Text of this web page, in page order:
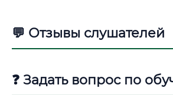
💬 Отзывы слушателей
❓ Задать вопрос по